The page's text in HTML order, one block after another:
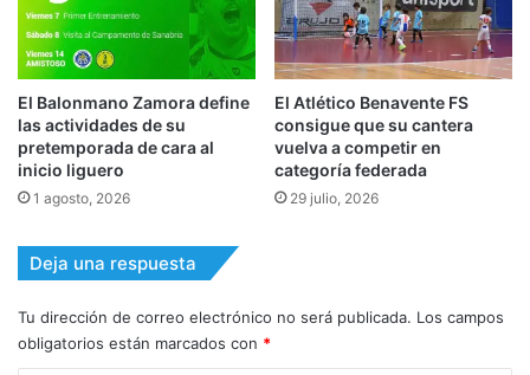
El Balonmano Zamora define
las actividades de su
pretemporada de cara al
inicio liguero
1 agosto, 2026
El Atlético Benavente FS
consigue que su cantera
vuelva a competir en
categoría federada
29 julio, 2026
Deja una respuesta
Tu dirección de correo electrónico no será publicada. Los campos
obligatorios están marcados con *